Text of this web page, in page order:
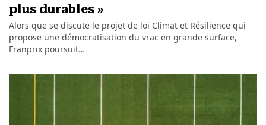
plus durables »
Alors que se discute le projet de loi Climat et Résilience qui
propose une démocratisation du vrac en grande surface,
Franprix poursuit…